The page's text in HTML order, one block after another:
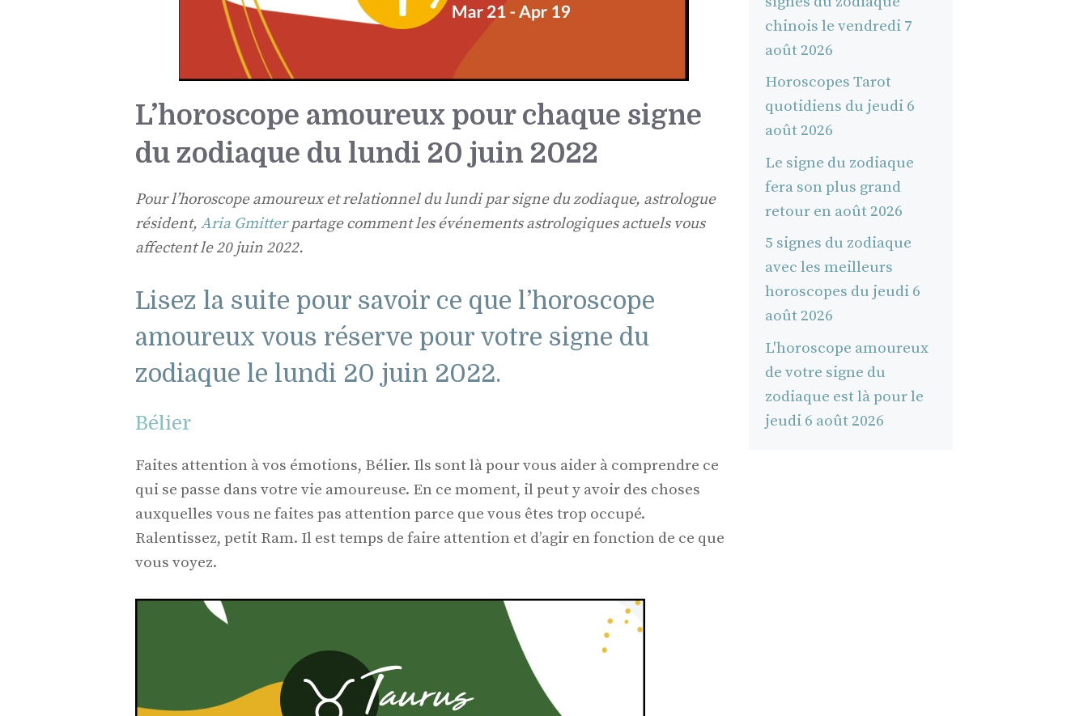
L’horoscope amoureux pour chaque signe
du zodiaque du lundi 20 juin 2022
Pour l’horoscope amoureux et relationnel du lundi par signe du zodiaque, astrologue
résident, Aria Gmitterpartage comment les événements astrologiques actuels vous
affectent le 20 juin 2022.
Lisez la suite pour savoir ce que l’horoscope
amoureux vous réserve pour votre signe du
zodiaque le lundi 20 juin 2022.
Bélier
Faites attention à vos émotions, Bélier. Ils sont là pour vous aider à comprendre ce
qui se passe dans votre vie amoureuse. En ce moment, il peut y avoir des choses
auxquelles vous ne faites pas attention parce que vous êtes trop occupé.
Ralentissez, petit Ram. Il est temps de faire attention et d’agir en fonction de ce que
vous voyez.
chinois le vendredi 7
août 2026
Horoscopes Tarot
quotidiens du jeudi 6
août 2026
Le signe du zodiaque
fera son plus grand
retour en août 2026
5 signes du zodiaque
avec les meilleurs
horoscopes du jeudi 6
août 2026
L'horoscope amoureux
de votre signe du
zodiaque est là pour le
jeudi 6 août 2026